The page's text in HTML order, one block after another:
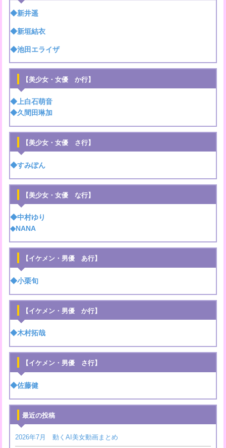
◆新井遥
◆新垣結衣
◆池田エライザ
【美少女・女優 か行】
◆上白石萌音
◆久間田琳加
【美少女・女優 さ行】
◆すみぽん
【美少女・女優 な行】
◆中村ゆり
◆NANA
【イケメン・男優 あ行】
◆小栗旬
【イケメン・男優 か行】
◆木村拓哉
【イケメン・男優 さ行】
◆佐藤健
最近の投稿
2026年7月 動くAI美女動画まとめ